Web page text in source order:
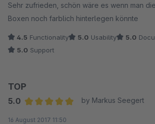
Sehr zufrieden, schön wäre es wenn man
Boxen noch farblich hinterlegen könnte
4.5 Functionality 5.0 Usability 5.0
5.0 Support
TOP
5.0
by Markus Seegert
16 August 2017 11:50